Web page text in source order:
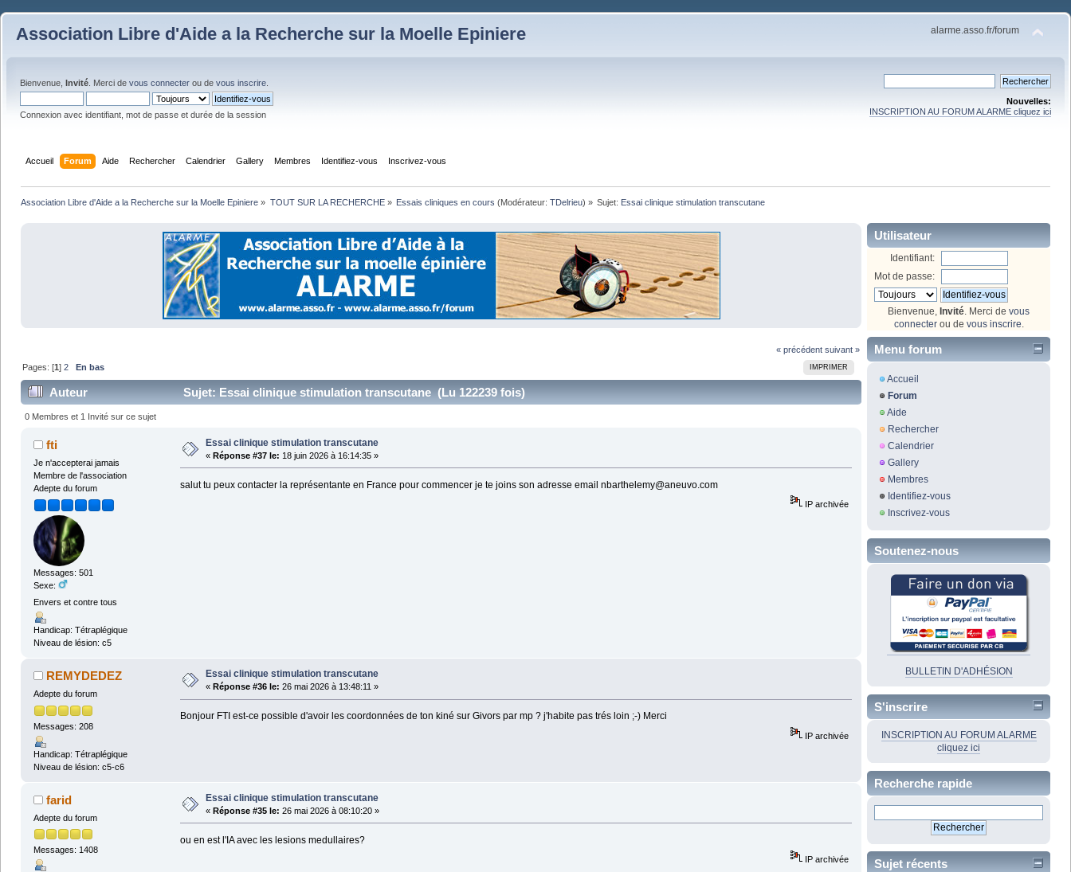
Association Libre d'Aide a la Recherche sur la Moelle Epiniere alarme.asso.fr/forum
Bienvenue, Invité . Merci de vous connecter ou de vous inscrire
Connexion avec identifiant, mot de passe et durée de la session
Nouvelles:
INSCRIPTION AU FORUM ALARME cliquez ici
Accueil Forum Aide Rechercher Calendrier Gallery Membres Identifiez-vous Inscrivez-vous
Association Libre d'Aide a la Recherche sur la Moelle Epiniere » TOUT SUR LA RECHERCHE» Essais cliniques en cours (Modérateur: TDelrieu) » Sujet: Essai clinique stimulation transcutane
« précédent suivant »
IMPRIMER
Pages: [1]2 En bas
Auteur Sujet: Essai clinique stimulation transcutane (Lu 122239 fois)
0 Membres et 1 Invité sur ce sujet
fti
Je n'accepterai jamais
Membre de l'association
Adepte du forum
Messages: 501
Sexe:
Envers et contre tous
Handicap: Tétraplégique
Niveau de lésion: c5
Essai clinique stimulation transcutane
« Réponse #37 le: 18 juin 2026 à 16:14:35 »
salut tu peux contacter la représentante en France pour commencer je te joins son adresse email nbarthelemy@aneuvo.com
IP archivée
REMYDEDEZ
Adepte du forum
Messages: 208
Handicap: Tétraplégique
Niveau de lésion: c5-c6
Essai clinique stimulation transcutane
« Réponse #36 le: 26 mai 2026 à 13:48:11 »
Bonjour FTI est-ce possible d'avoir les coordonnées de ton kiné sur Givors par mp ? j'habite pas trés loin ;-) Merci
IP archivée
farid
Adepte du forum
Messages: 1408
Essai clinique stimulation transcutane
« Réponse #35 le: 26 mai 2026 à 08:10:20 »
ou en est l'IA avec les lesions medullaires?
IP archivée
Utilisateur
Identifiant:
Mot de passe:
Bienvenue, Invité . Merci de vous
connecterou de vous inscrire
Menu forum
Accueil
Forum
Aide
Rechercher
Calendrier
Gallery
Membres
Identifiez-vous
Inscrivez-vous
Soutenez-nous
BULLETIN D'ADHÉSION
S'inscrire
INSCRIPTION AU FORUM ALARME
cliquez ici
Recherche rapide
Sujet récents